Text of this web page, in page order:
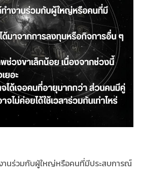
านร่วมกับผู้ใหญ่หรือคนที่มีประสบการณ์